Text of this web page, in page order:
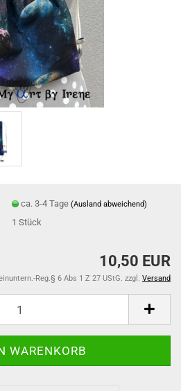
ca. 3-4 Tage(Ausland abweichend)
1Stück
10,50 EUR
Reg.§ 6 Abs 1 Z 27 UStG. zzgl. Versand